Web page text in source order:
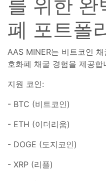
를 위한 완
폐 포트폴
AAS MINER는 비트코인
호화폐 채굴 경험을 제공합
지원 코인:
- BTC (비트코인)
- ETH (이더리움)
- DOGE (도지코인)
- XRP (리플)